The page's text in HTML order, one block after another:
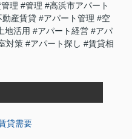
理 #管理 #高浜市アパート
動産賃貸 #アパート管理 #空
地活用 #アパート経営 #アパ
対策 #アパート探し #賃貸相
貸需要